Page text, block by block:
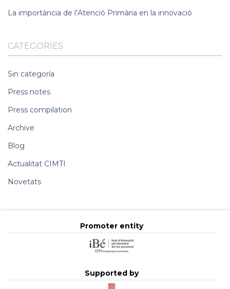
La importància de l’Atenció Primària en la innovació
CATEGORIES
Sin categoría
Press notes
Press compilation
Archive
Blog
Actualitat CIMTI
Novetats
Promoter entity
Supported by